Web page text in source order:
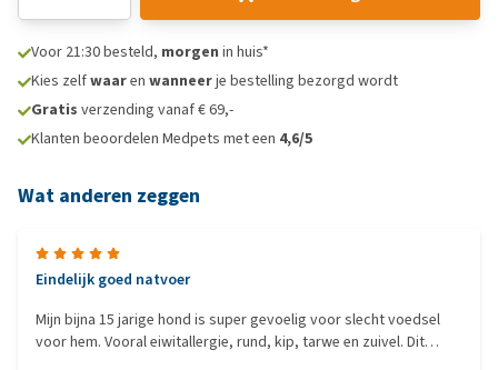
Voor 21:30 besteld, morgen in huis*
Kies zelfwaaren wanneerje bestelling bezorgd wordt
Gratis verzending vanaf € 69,-
Klanten beoordelen Medpets met een 4,6/5
Wat anderen zeggen
Eindelijk goed natvoer
Mijn bijna 15 jarige hond is super gevoelig voor slecht voedsel
voor hem. Vooral eiwitallergie, rund, kip, tarwe en zuivel. Dit